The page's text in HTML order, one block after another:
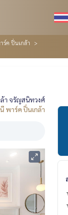
ค ปิ่นเกล้า
า จรัญสนิทวงศ์
พาร์ค ปิ่นเกล้า